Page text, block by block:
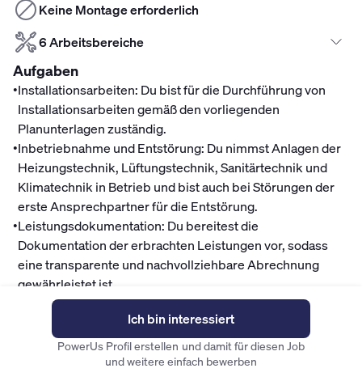
Keine Montage erforderlich
6 Arbeitsbereiche
Aufgaben
•Installationsarbeiten: Du bist für die Durchführung von
Installationsarbeiten gemäß den vorliegenden
Planunterlagen zuständig.
•Inbetriebnahme und Entstörung: Du nimmst Anlagen der
Heizungstechnik, Lüftungstechnik, Sanitärtechnik und
Klimatechnik in Betrieb und bist auch bei Störungen der
erste Ansprechpartner für die Entstörung.
•Leistungsdokumentation: Du bereitest die
Dokumentation der erbrachten Leistungen vor, sodass
eine transparente und nachvollziehbare Abrechnung
gewährleistet ist.
Mitarbeitervorteile
Finanzen
Top Gehalt
Ich bin interessiert
PowerUs Profil erstellen und damit für diesen Job
und weitere einfach bewerben